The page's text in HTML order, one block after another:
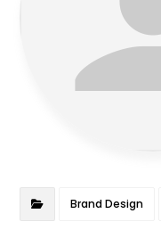
Brand Design